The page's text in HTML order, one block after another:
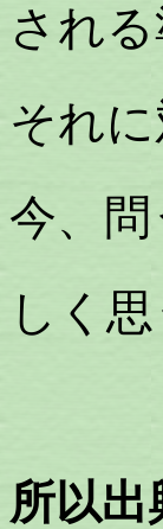
され
それ
今、
しく
所以